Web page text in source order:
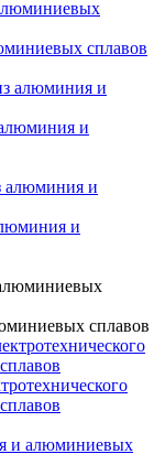
сплавов
и
и
сплавов